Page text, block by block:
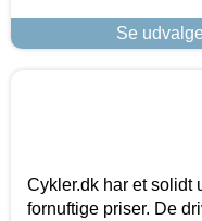
Se
Cykler.dk har et solidt
fornuftige priser. De